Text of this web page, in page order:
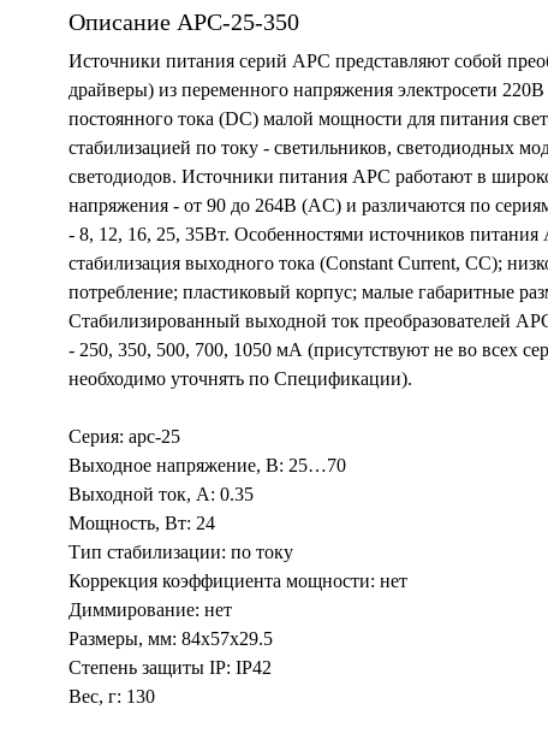
Описание APC-25-350
Источники питания серий APC представляют собой
драйверы) из переменного напряжения электросети
постоянного тока (DC) малой мощности для питания
стабилизацией по току - светильников, светодиодных
светодиодов. Источники питания APC работают в
напряжения - от 90 до 264В (AC) и различаются по
- 8, 12, 16, 25, 35Вт. Особенностями источников питания
стабилизация выходного тока (Constant Current, CC);
потребление; пластиковый корпус; малые габаритные
Стабилизированный выходной ток преобразователей
- 250, 350, 500, 700, 1050 мА (присутствуют не во всех
необходимо уточнять по Спецификации).
Серия: apc-25
Выходное напряжение, В: 25…70
Выходной ток, А: 0.35
Мощность, Вт: 24
Тип стабилизации: по току
Коррекция коэффициента мощности: нет
Диммирование: нет
Размеры, мм: 84x57x29.5
Степень защиты IP: IP42
Вес, г: 130